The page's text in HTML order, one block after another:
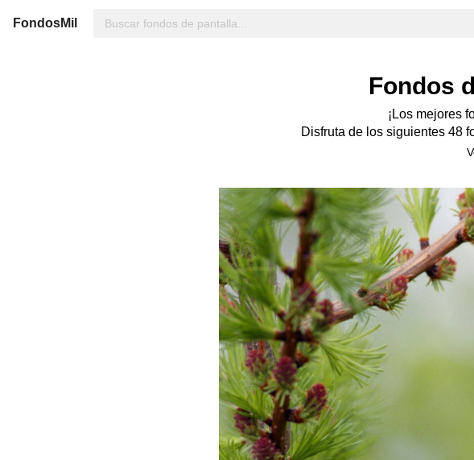
FondosMil
Fondos
¡Los mejores
Disfruta de los siguientes 48